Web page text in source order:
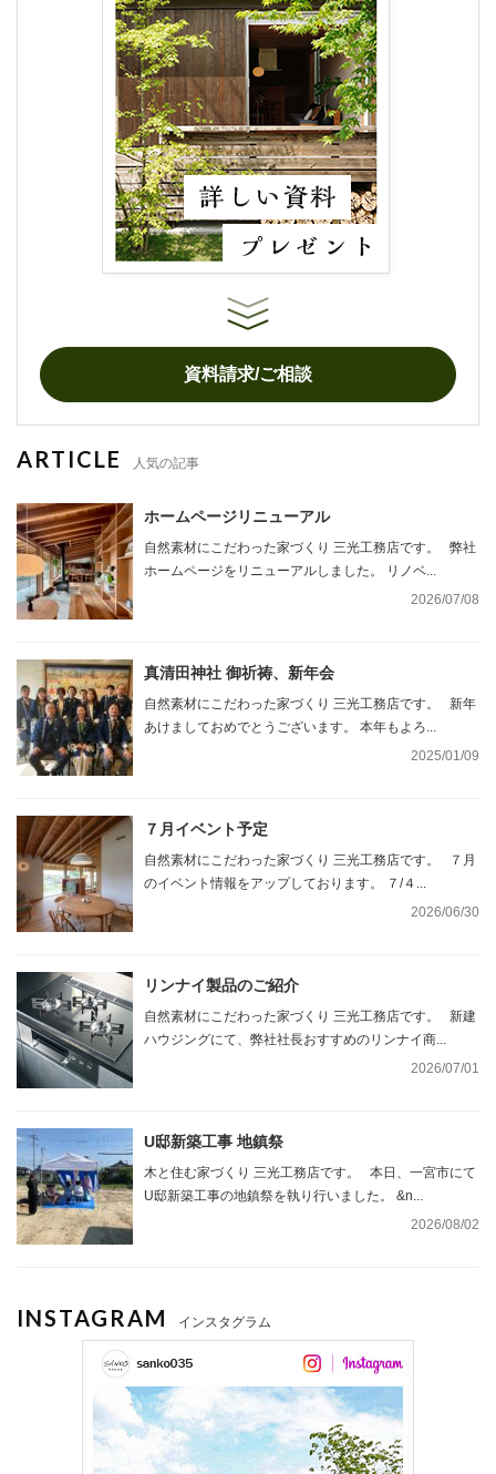
資料請求/ご相談
ARTICLE 人気の記事
ホームページリニューアル
自然素材にこだわった家づくり 三光工務店です。 弊社
ホームページをリニューアルしました。 リノベ...
2026/07/08
真清田神社 御祈祷、新年会
自然素材にこだわった家づくり 三光工務店です。 新年
あけましておめでとうございます。 本年もよろ...
2025/01/09
７月イベント予定
自然素材にこだわった家づくり 三光工務店です。 ７月
のイベント情報をアップしております。 ７/４...
2026/06/30
リンナイ製品のご紹介
自然素材にこだわった家づくり 三光工務店です。 新建
ハウジングにて、弊社社長おすすめのリンナイ商...
2026/07/01
U邸新築工事 地鎮祭
木と住む家づくり 三光工務店です。 本日、一宮市にて
U邸新築工事の地鎮祭を執り行いました。 &n...
2026/08/02
INSTAGRAM インスタグラム